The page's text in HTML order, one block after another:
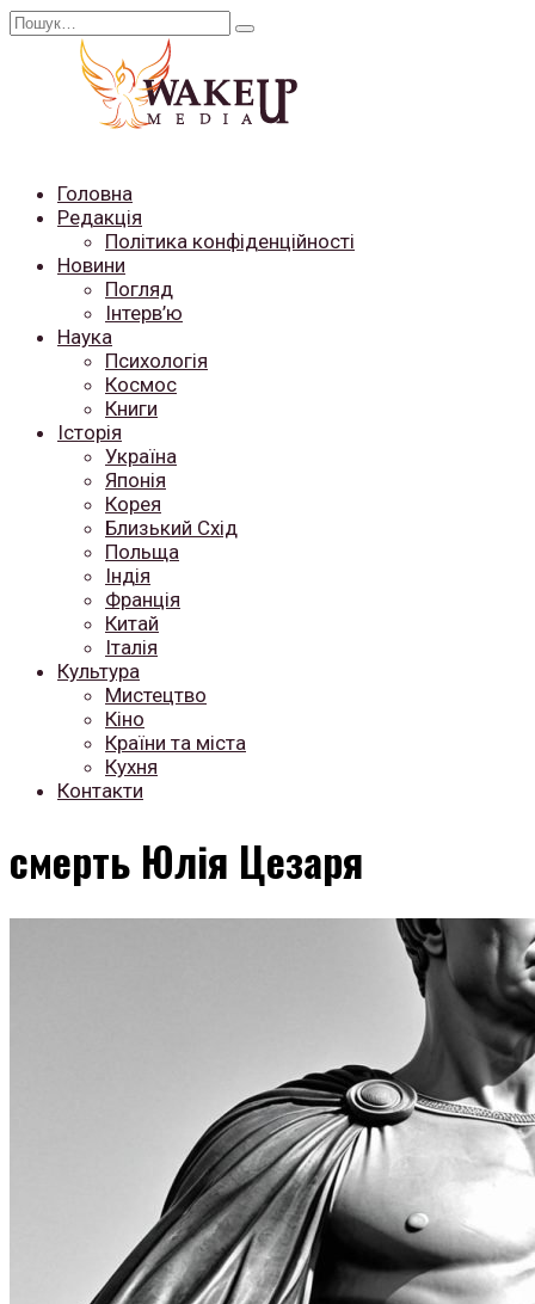
Перейти
Search
Головна
Редакція
Політика конфіденційності
Новини
Погляд
Інтерв’ю
Наука
Психологія
Космос
Книги
Історія
Україна
Японія
Корея
Близький Схід
Польща
Індія
Франція
Китай
Італія
Культура
Мистецтво
Кіно
Країни та міста
Кухня
Контакти
смерть Юлія Цезаря